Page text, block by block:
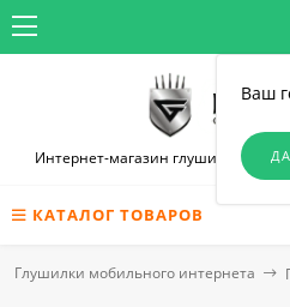
Ваш
Интернет-магазин глушилок
КАТАЛОГ ТОВАРОВ
Глушилки мобильного интернета